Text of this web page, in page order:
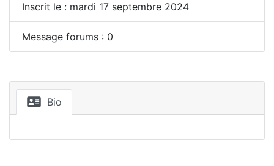
Inscrit le : mardi 17 septembre 2024
Message forums : 0
Bio